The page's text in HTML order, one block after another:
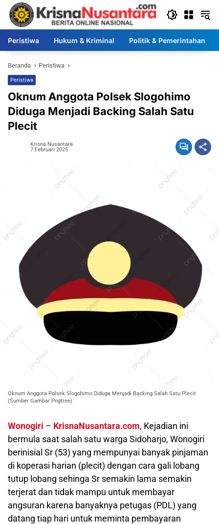
Langsung
konten
Peristiwa Hukum & Kriminal Politik & Pemerintahan
Beranda Peristiwa
Peristiwa
Oknum Anggota Polsek Slogohimo
Diduga Menjadi Backing Salah Satu
Plecit
Krisna Nusantara
7 Februari 2025
Oknum Anggota Polsek Slogohimo Diduga Menjadi Backing Salah Satu Plecit
(Sumber Gambar Pngtree)
Wonogiri – KrisnaNusantara.com, Kejadian ini
bermula saat salah satu warga Sidoharjo, Wonogiri
berinisial Sr (53) yang mempunyai banyak pinjaman
di koperasi harian (plecit) dengan cara gali lobang
tutup lobang sehinga Sr semakin lama semakin
terjerat dan tidak mampu untuk membayar
angsuran karena banyaknya petugas (PDL) yang
datang tiap hari untuk meminta pembayaran